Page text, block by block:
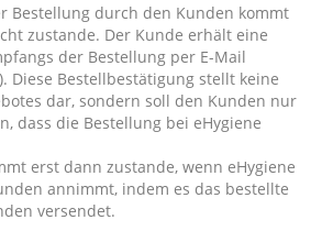
Bestellung durch den Kunden kommt
zustande. Der Kunde erhält eine
der Bestellung per E-Mail
Diese Bestellbestätigung stellt keine
dar, sondern soll den Kunden nur
dass die Bestellung bei eHygiene
erst dann zustande, wenn eHygiene
annimmt, indem es das bestellte
versendet.